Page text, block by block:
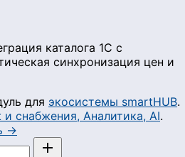
каталога 1С с
синхронизация цен и
для экосистемы smartHUB.
снабжения, Аналитика, AI.
→
